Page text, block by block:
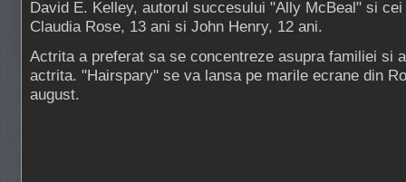
David E. Kelley, autorul succesului "Ally McBeal" si
Claudia Rose, 13 ani si John Henry, 12 ani.
Actrita a preferat sa se concentreze asupra familiei si
actrita. "Hairspary" se va lansa pe marile ecrane din
august.